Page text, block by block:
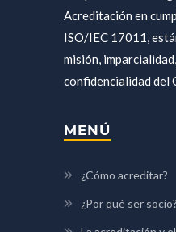
Acreditación en
ISO/IEC 17011,
misión,
confidencialidad del
MENÚ
¿Cómo acreditar?
¿Por qué ser socio?